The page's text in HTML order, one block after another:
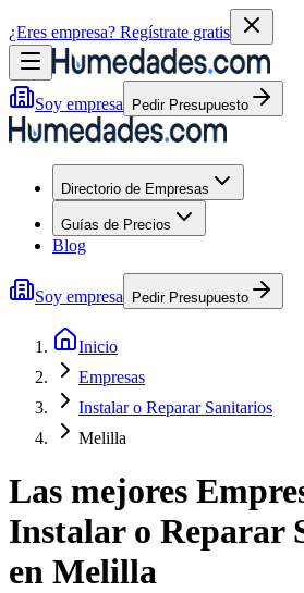
¿Eres empresa? Regístrate gratis
Soy empresa Pedir Presupuesto
Directorio de Empresas
Guías de Precios
Blog
Soy empresa Pedir Presupuesto
Inicio
Empresas
Instalar o Reparar Sanitarios
Melilla
Las mejores
Instalar o Reparar
en Melilla